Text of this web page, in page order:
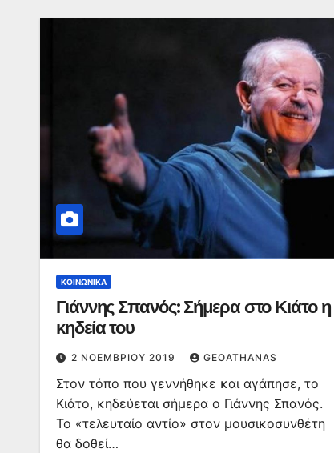
ΚΟΙΝΩΝΙΚΆ
Γιάννης Σπανός: Σήμερα στο Κιάτο η
κηδεία του
2 ΝΟΕΜΒΡΊΟΥ 2019 GEOATHANAS
Στον τόπο που γεννήθηκε και αγάπησε, το
Κιάτο, κηδεύεται σήμερα ο Γιάννης Σπανός.
Το «τελευταίο αντίο» στον μουσικοσυνθέτη
θα δοθεί…